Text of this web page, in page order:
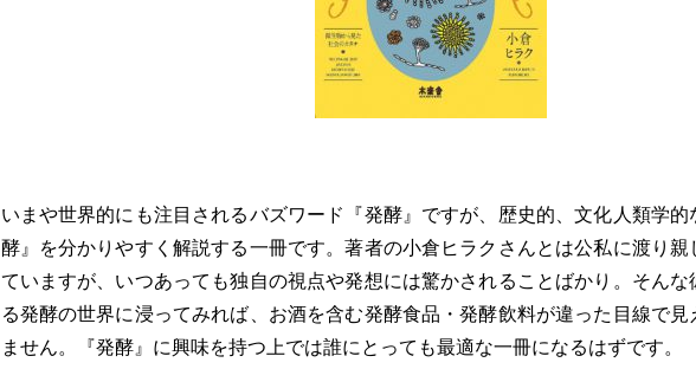
いまや世界的にも注目されるバズワード『発酵』ですが、歴史的、文化人類学
酵』を分かりやすく解説する一冊です。著者の小倉ヒラクさんとは公私に渡り親
ていますが、いつあっても独自の視点や発想には驚かされることばかり。そん
る発酵の世界に浸ってみれば、お酒を含む発酵食品・発酵飲料が違った目線で見
ません。『発酵』に興味を持つ上では誰にとっても最適な一冊になるはずです。